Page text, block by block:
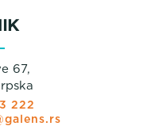
67,
222